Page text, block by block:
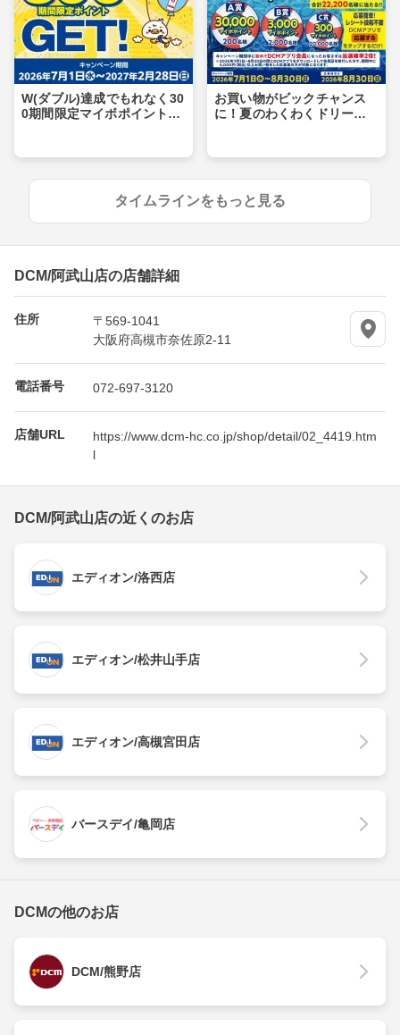
W(ダブル)達成でもれなく30
0期間限定マイボポイントG
お買い物がビックチャンス
に！夏のわくわくドリーム
タイムラインをもっと見る
DCM/阿武山店の店舗詳細
住所
〒569-1041
大阪府高槻市奈佐原2-11
電話番号 072-697-3120
店舗URL
https://www.dcm-hc.co.jp/shop/detail/02_4419.htm
l
DCM/阿武山店の近くのお店
エディオン/洛西店
エディオン/松井山手店
エディオン/高槻宮田店
バースデイ/亀岡店
DCMの他のお店
DCM/熊野店